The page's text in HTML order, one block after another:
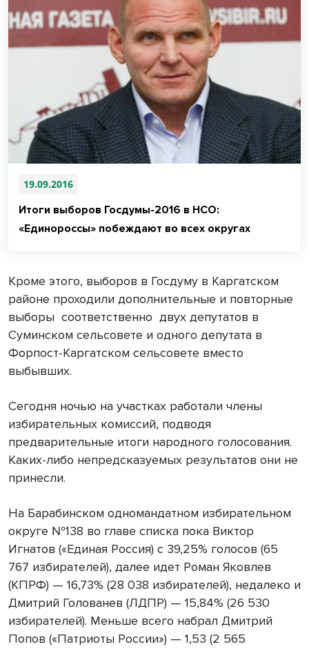
19.09.2016
Итоги выборов Госдумы-2016 в НСО:
«Единороссы» побеждают во всех округах
Кроме этого, выборов в Госдуму в Каргатском
районе проходили дополнительные и повторные
выборы соответственно двух депутатов в
Суминском сельсовете и одного депутата в
Форпост-Каргатском сельсовете вместо
выбывших.
Сегодня ночью на участках работали члены
избирательных комиссий, подводя
предварительные итоги народного голосования.
Каких-либо непредсказуемых результатов они не
принесли.
На Барабинском одномандатном избирательном
округе №138 во главе списка пока Виктор
Игнатов («Единая Россия) с 39,25% голосов (65
767 избирателей), далее идет Роман Яковлев
(КПРФ) — 16,73% (28 038 избирателей), недалеко и
Дмитрий Голованев (ЛДПР) — 15,84% (26 530
избирателей). Меньше всего набрал Дмитрий
Попов («Патриоты России») — 1,53 (2 565